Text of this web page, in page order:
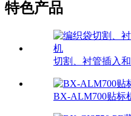
特色产品
切割、衬管插入
BX-ALM700贴标